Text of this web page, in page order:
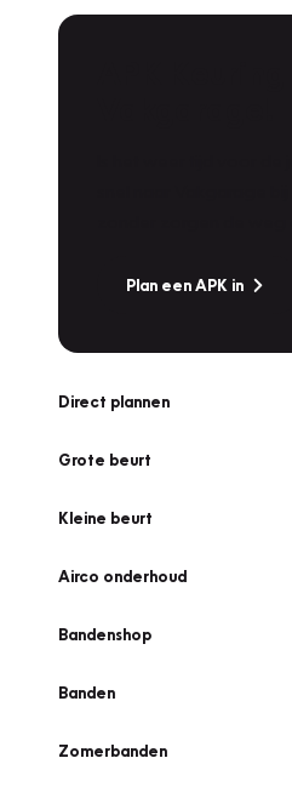
Plan een APK in
Direct plannen
Grote beurt
Kleine beurt
Airco onderhoud
Bandenshop
Banden
Zomerbanden